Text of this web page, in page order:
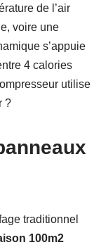
de l’air
voire une
s’appuie
4 calories
utilise
?
traditionnel
100m2